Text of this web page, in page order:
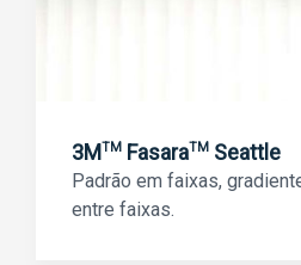
3MTM FasaraTM Seattle
Padrão em faixas,
entre faixas.